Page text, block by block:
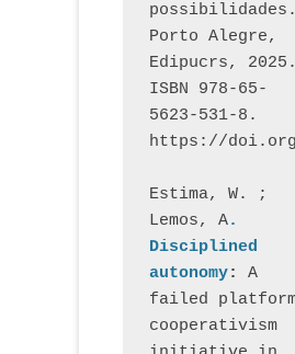
possibilidades.
Porto Alegre,
Edipucrs, 2025.
ISBN 978-65-
5623-531-8.
https://doi.org/
Estima, W. ;
Lemos, A.
Disciplined
autonomy: A
failed
cooperativism